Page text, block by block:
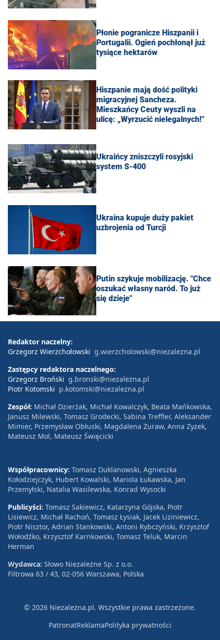
Płonie pogranicze Hiszpanii i
Portugalii. Ogień pochłonął już
tysiące hektarów
Hiszpanie mają dość polityki
migracyjnej Sancheza.
Mieszkańcy Ceuty wyszli na
ulicę: „Wyrzucić nielegalnych!”
Ukraińcy zniszczyli rosyjski
system S-400
Ukraina kupuje duży pakiet
uzbrojenia od Turcji
Putin szykuje mobilizację. "Chce
oszukać własny naród. To już
się dzieje"
Redaktor naczelny:
Grzegorz Wierzchołowski g.wierzcholowski@niezalezna.pl
Zastępcy redaktora naczelnego:
Grzegorz Broński g.bronski@niezalezna.pl
Piotr Kotomski p.kotomski@niezalezna.pl
Zespół: Michał Dzierżak, Michał Kowalczyk, Beata Mańkowska,
Janusz Milewski, Tomasz Grodecki, Sabina Treffler, Aleksander
Mimier, Przemysław Obłuski, Magdalena Żuraw, Anna Zyzek,
Mateusz Mol, Mateusz Święcicki
Współpracownicy: Tomasz Duklanowski, Agnieszka
Kołodziejczyk, Hubert Kowalski, Mariola Łukawska, Jan
Przemyłski, Natalia Wasilewska, Konrad Wysocki
Publicyści: Tomasz Sakiewicz, Katarzyna Gójska, Piotr
Lisiewicz, Michał Rachoń, Tomasz Łysiak, Jacek Liziniewicz,
Piotr Nisztor, Adrian Stankowski, Antoni Rybczyński, Krzysztof
Wołodźko, Krzysztof Karnkowski, Tomasz Teluk, Marcin
Herman
Wydawca: Słowo Niezależne Sp. z o.o.
Filtrowa 63 / 43, 02-056 Warszawa, Polska
© 2026 Niezależna.pl. Wszystkie prawa zastrzeżone.
PatronatReklamaPolityka prywatności